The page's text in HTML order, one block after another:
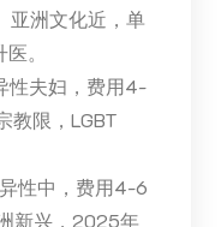
亚洲文化近，单
。
性夫妇，费用4-
教限，LGBT
性中，费用4-6
新兴，2025年